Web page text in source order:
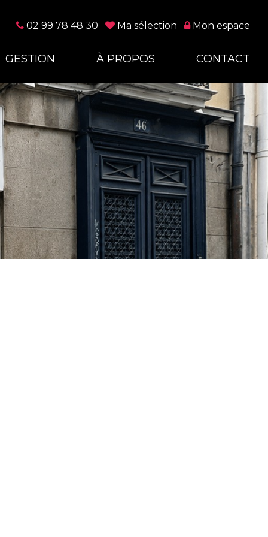
02 99 78 48 30 Ma sélection Mon espace
GESTION À PROPOS CONTACT